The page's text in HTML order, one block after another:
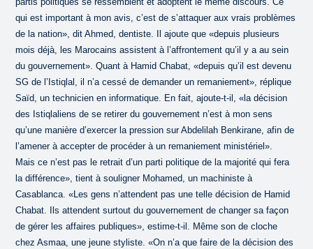
qui est important à mon avis, c’est de s’attaquer aux vrais problèmes
de la nation», dit Ahmed, dentiste. Il ajoute que «depuis plusieurs
mois déjà, les Marocains assistent à l’affrontement qu’il y a au sein
du gouvernement». Quant à Hamid Chabat, «depuis qu’il est devenu
SG de l’Istiqlal, il n’a cessé de demander un remaniement», réplique
Saïd, un technicien en informatique. En fait, ajoute-t-il, «la décision
des Istiqlaliens de se retirer du gouvernement n’est à mon sens
qu’une manière d’exercer la pression sur Abdelilah Benkirane, afin de
l’amener à accepter de procéder à un remaniement ministériel».
Mais ce n’est pas le retrait d’un parti politique de la majorité qui fera
la différence», tient à souligner Mohamed, un machiniste à
Casablanca. «Les gens n’attendent pas une telle décision de Hamid
Chabat. Ils attendent surtout du gouvernement de changer sa façon
de gérer les affaires publiques», estime-t-il. Même son de cloche
chez Asmaa, une jeune styliste. «On n’a que faire de la décision des